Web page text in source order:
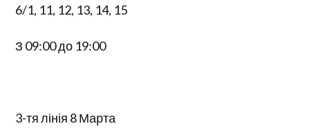
6/1, 11, 12, 13, 14, 15
З 09:00 до 19:00
3-тя лінія 8 Марта